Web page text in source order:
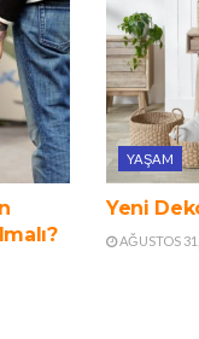
YAŞAM
Yeni
AĞUSTOS